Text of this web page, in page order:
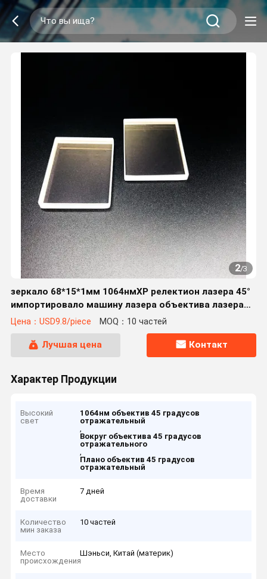
2/3
зеркало 68*15*1мм 1064нмХР релектион лазера 45°
импортировало машину лазера объектива лазера
кварца ДЖГС1 стеклянную
Цена：USD9.8/piece MOQ：10 частей
Лучшая цена Контакт
Характер Продукции
Высокий
свет
1064нм объектив 45 градусов
отражательный
,
Вокруг объектива 45 градусов
отражательного
,
Плано объектив 45 градусов
отражательный
Время
доставки
7 дней
Количество
мин заказа
10 частей
Место
происхождения
Шэньси, Китай (материк)